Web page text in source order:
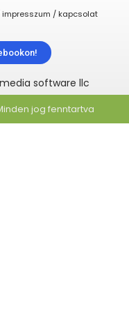
/ kapcsolat
software llc
jog fenntartva